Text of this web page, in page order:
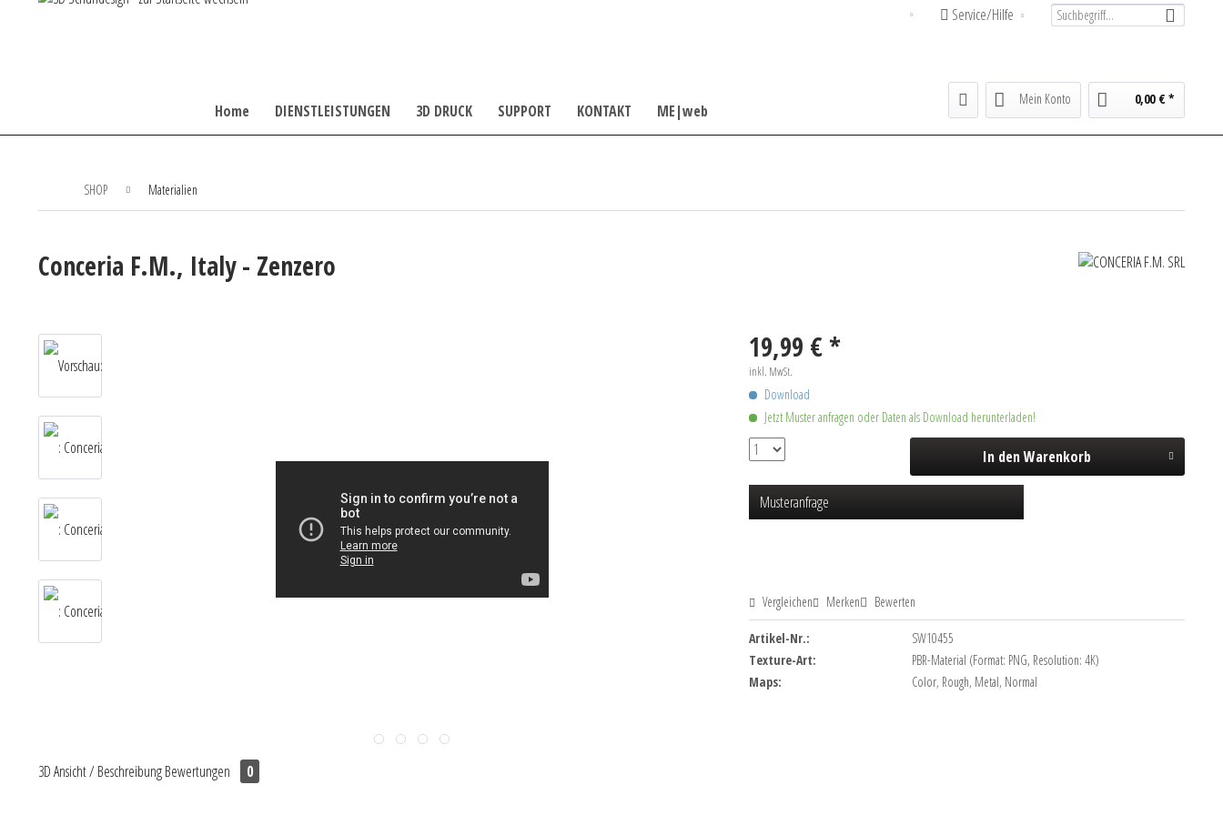
Deutsch Service/Hilfe
Mein Konto 0,00 € *
Home DIENSTLEISTUNGEN 3D DRUCK SUPPORT KONTAKT ME|web
SHOP Materialien
Conceria F.M., Italy - Zenzero
19,99 € *
inkl. MwSt.
Download
Jetzt Muster anfragen oder Daten als Download herunterladen!
In denWarenkorb
Musteranfrage
Vergleichen Merken Bewerten
Artikel-Nr.:
SW10455
Texture-Art:
PBR-Material (Format: PNG, Resolution: 4K)
Maps:
Color, Rough, Metal, Normal
3D Ansicht / BeschreibungBewertungen 0